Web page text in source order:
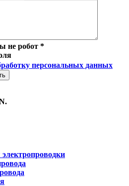
не робот *
персональных данных